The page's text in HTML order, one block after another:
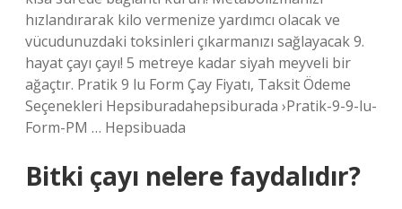
hızlandırarak kilo vermenize yardımcı olacak ve
vücudunuzdaki toksinleri çıkarmanızı sağlayacak 9.
hayat çayı çayı! 5 metreye kadar siyah meyveli bir
ağaçtır. Pratik 9 lu Form Çay Fiyatı, Taksit Ödeme
Seçenekleri Hepsiburadahepsiburada ›Pratik-9-9-lu-
Form-PM … Hepsibuada
Bitki çayı nelere faydalıdır?